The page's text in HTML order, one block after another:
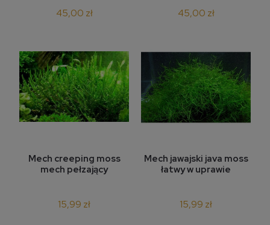
45,00 zł 45,00 zł
Mech creeping moss
mech pełzający
15,99 zł
Mech jawajski java moss
łatwy w uprawie
15,99 zł